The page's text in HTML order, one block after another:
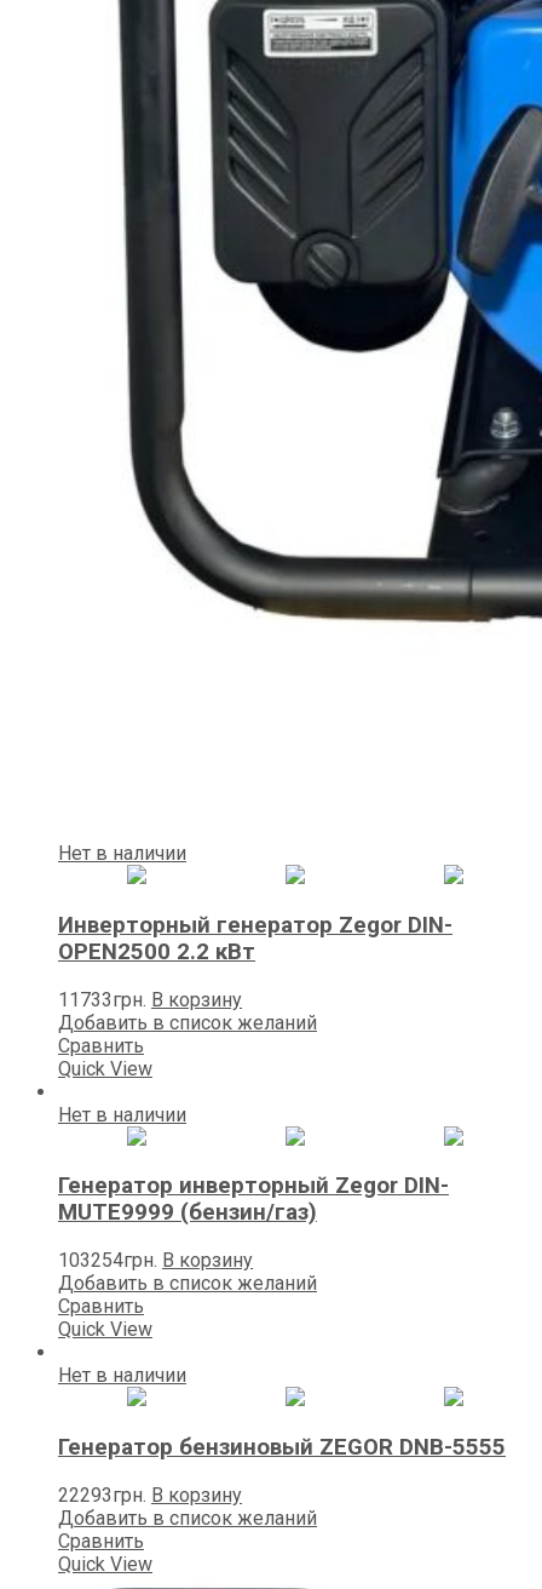
Нет в наличии
Инверторный генератор Zegor DIN-
OPEN2500 2.2 кВт
11733грн. В корзину
Добавить в список желаний
Сравнить
Quick View
Нет в наличии
Генератор инверторный Zegor DIN-
MUTE9999 (бензин/газ)
103254грн. В корзину
Добавить в список желаний
Сравнить
Quick View
Нет в наличии
Генератор бензиновый ZEGOR DNB-5555
22293грн. В корзину
Добавить в список желаний
Сравнить
Quick View